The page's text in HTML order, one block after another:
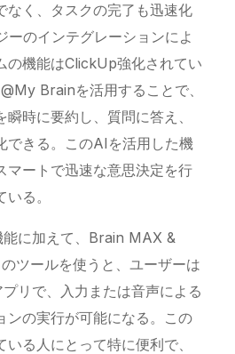
なく、タスクの完了も迅速化
ーのインテグレーションによ
の機能はClickUp強化されてい
Brainを活用することで、
時に要約し、質問に答え、
できる。このAIを活用した機
マートで迅速な意思決定を行
る。
に加えて、Brain MAX &
ツールを使うと、ユーザーは
リで、入力または音声による
ンの実行が可能になる。この
る人にとって特に便利で、